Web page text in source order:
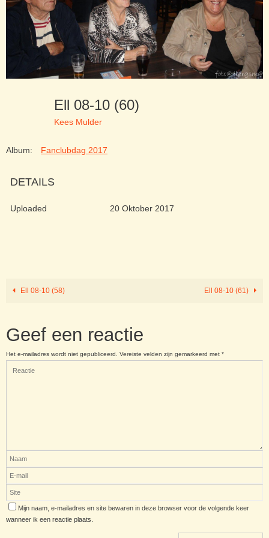
Ell 08-10 (60)
Kees Mulder
Album: Fanclubdag 2017
DETAILS
Uploaded 20 Oktober 2017
Ell 08-10 (58) Ell 08-10 (61)
Geef een reactie
Het e-mailadres wordt niet gepubliceerd. Vereiste velden zijn gemarkeerd met *
Mijn naam, e-mailadres en site bewaren in deze browser voor de volgende keer
wanneer ik een reactie plaats.